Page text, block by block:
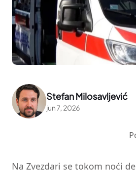
Stefan Milosavljević
jun 7, 2026
Na Zvezdari se tokom noći